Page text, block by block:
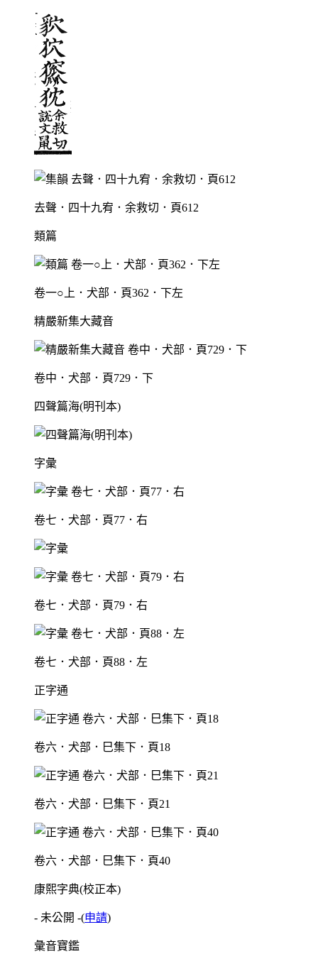
去聲．四十九宥．余救切．頁612
類篇
卷一○上．犬部．頁362．下左
精嚴新集大藏音
卷中．犬部．頁729．下
四聲篇海(明刊本)
字彙
卷七．犬部．頁77．右
卷七．犬部．頁79．右
卷七．犬部．頁88．左
正字通
卷六．犬部．巳集下．頁18
卷六．犬部．巳集下．頁21
卷六．犬部．巳集下．頁40
康熙字典(校正本)
- 未公開 -(申請)
彙音寶鑑